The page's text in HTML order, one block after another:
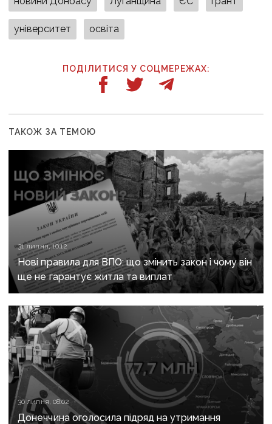
університет освіта
ПОДІЛИТИСЯ У СОЦМЕРЕЖАХ:
ТАКОЖ ЗА ТЕМОЮ
31 липня, 10:12
Нові правила для ВПО: що змінить закон і чому він
ще не гарантує житла та виплат
30 липня, 08:02
Донеччина оголосила підряд на утримання